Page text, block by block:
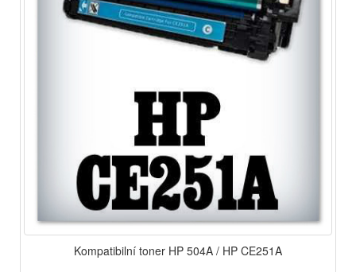
Kompatibilní toner HP 504A / HP CE251A